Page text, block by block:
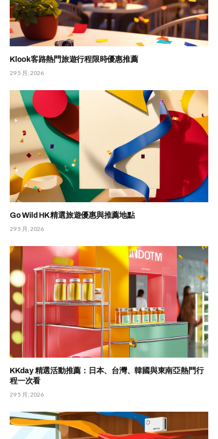
Klook客路熱門旅遊行程限時優惠推薦
29 5 月, 2026
Go Wild HK 精選旅遊優惠與推薦地點
29 5 月, 2026
KKday 精選活動推薦：日本、台灣、韓國與東南亞熱門行
程一次看
29 5 月, 2026